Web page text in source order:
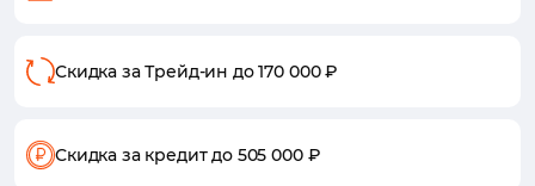
Скидка за Трейд-ин до 170 000 ₽
Скидка за кредитдо 505 000 ₽